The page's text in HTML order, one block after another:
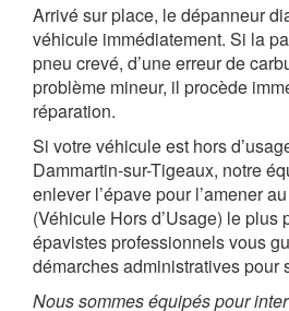
Arrivé sur place, le dépanneur
véhicule immédiatement. Si la
pneu crevé, d’une erreur de
problème mineur, il procède
réparation.
Si votre véhicule est hors
Dammartin-sur-Tigeaux, notre
enlever l’épave pour l’amener
(Véhicule Hors d’Usage) le plus
épavistes professionnels vous
démarches administratives pour
Nous sommes équipés pour